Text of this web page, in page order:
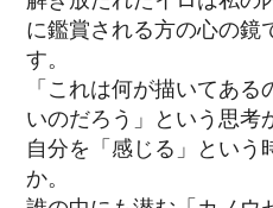
に鑑賞される方の心の鏡
す。
「これは何が描いてあ
いのだろう」という思考
自分を「感じる」という
か。